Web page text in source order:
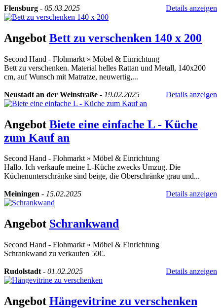
Flensburg - 05.03.2025 Details anzeigen
Angebot Bett zu verschenken 140 x 200
Second Hand - Flohmarkt » Möbel & Einrichtung
Bett zu verschenken. Material helles Rattan und Metall, 140x200
cm, auf Wunsch mit Matratze, neuwertig,...
Neustadt an der Weinstraße - 19.02.2025 Details anzeigen
Angebot Biete eine einfache L - Küche
zum Kauf an
Second Hand - Flohmarkt » Möbel & Einrichtung
Hallo. Ich verkaufe meine L-Küche zwecks Umzug. Die
Küchenunterschränke sind beige, die Oberschränke grau und...
Meiningen - 15.02.2025 Details anzeigen
Angebot Schrankwand
Second Hand - Flohmarkt » Möbel & Einrichtung
Schrankwand zu verkaufen 50€.
Rudolstadt - 01.02.2025 Details anzeigen
Angebot Hängevitrine zu verschenken